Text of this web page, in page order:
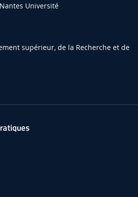
Université
supérieur, de la Recherche et de